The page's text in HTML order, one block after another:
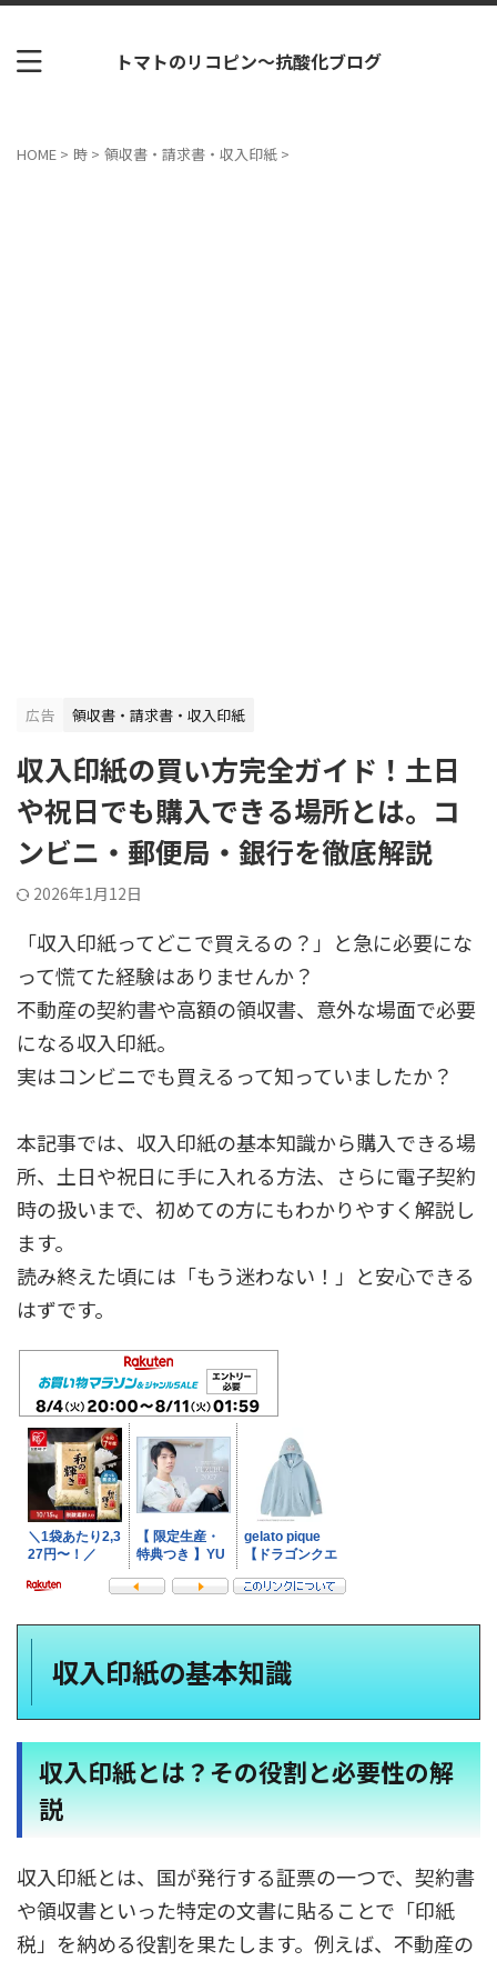
トマトのリコピン～抗酸化ブログ
HOME > 時 > 領収書・請求書・収入印紙 >
広告 領収書・請求書・収入印紙
収入印紙の買い方完全ガイド！土日
や祝日でも購入できる場所とは。コ
ンビニ・郵便局・銀行を徹底解説
2026年1月12日
「収入印紙ってどこで買えるの？」と急に必要にな
って慌てた経験はありませんか？
不動産の契約書や高額の領収書、意外な場面で必要
になる収入印紙。
実はコンビニでも買えるって知っていましたか？
本記事では、収入印紙の基本知識から購入できる場
所、土日や祝日に手に入れる方法、さらに電子契約
時の扱いまで、初めての方にもわかりやすく解説し
ます。
読み終えた頃には「もう迷わない！」と安心できる
はずです。
収入印紙の基本知識
収入印紙とは？その役割と必要性の解
説
収入印紙とは、国が発行する証票の一つで、契約書
や領収書といった特定の文書に貼ることで「印紙
税」を納める役割を果たします。例えば、不動産の